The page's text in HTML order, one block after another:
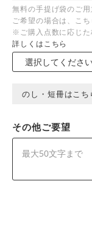
無料の手提げ袋のご用
ご希望の場合は、こ
※ご購入点数に応じた
詳しくはこちら
のし・短冊はこち
その他ご要望